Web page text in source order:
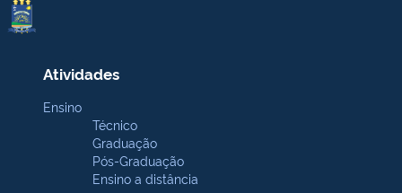
Atividades
Ensino
Técnico
Graduação
Pós-Graduação
Ensino a distância